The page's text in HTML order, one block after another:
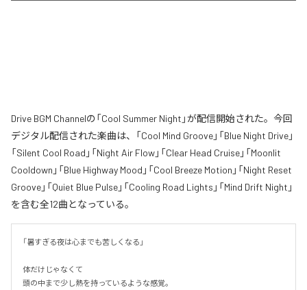
Drive BGM Channelの「Cool Summer Night」が配信開始された。今回
デジタル配信された楽曲は、「Cool Mind Groove」「Blue Night Drive」
「Silent Cool Road」「Night Air Flow」「Clear Head Cruise」「Moonlit
Cooldown」「Blue Highway Mood」「Cool Breeze Motion」「Night Reset
Groove」「Quiet Blue Pulse」「Cooling Road Lights」「Mind Drift Night」
を含む全12曲となっている。
「暑すぎる夜は心までも苦しくなる」
体だけじゃなくて
頭の中まで少し熱を持っているような感覚。